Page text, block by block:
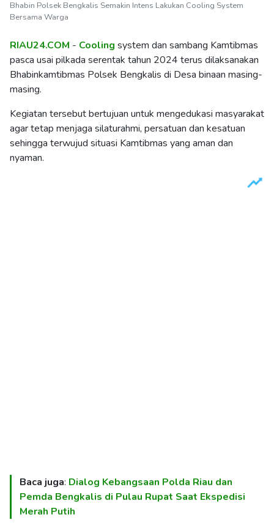
Bhabin Polsek Bengkalis Semakin Intens Lakukan Cooling System
Bersama Warga
RIAU24.COM - Cooling system dan sambang Kamtibmas
pasca usai pilkada serentak tahun 2024 terus dilaksanakan
Bhabinkamtibmas Polsek Bengkalis di Desa binaan masing-
masing.
Kegiatan tersebut bertujuan untuk mengedukasi masyarakat
agar tetap menjaga silaturahmi, persatuan dan kesatuan
sehingga terwujud situasi Kamtibmas yang aman dan
nyaman.
Baca juga: Dialog Kebangsaan Polda Riau dan
Pemda Bengkalis di Pulau Rupat Saat Ekspedisi
Merah Putih